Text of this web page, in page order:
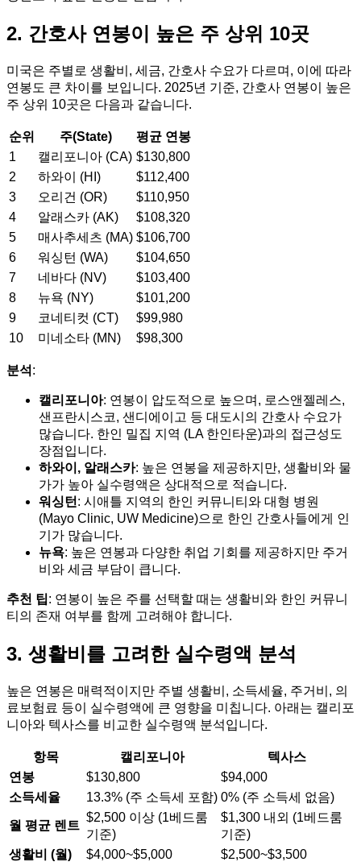
2. 간호사 연봉이 높은 주 상위 10곳
미국은 주별로 생활비, 세금, 간호사 수요가 다르며, 이에 따라
연봉도 큰 차이를 보입니다. 2025년 기준, 간호사 연봉이 높은
주 상위 10곳은 다음과 같습니다.
순위 주(State)
평균 연봉
1
캘리포니아 (CA) $130,800
2
하와이 (HI)
$112,400
3
오리건 (OR)
$110,950
4
알래스카 (AK)
$108,320
5
매사추세츠 (MA) $106,700
6
워싱턴 (WA)
$104,650
7
네바다 (NV)
$103,400
8
뉴욕 (NY)
$101,200
9
코네티컷 (CT)
$99,980
10
미네소타 (MN) $98,300
분석 :
캘리포니아: 연봉이 압도적으로 높으며, 로스앤젤레스,
샌프란시스코, 샌디에이고 등 대도시의 간호사 수요가
많습니다. 한인 밀집 지역 (LA 한인타운)과의 접근성도
장점입니다.
하와이, 알래스카: 높은 연봉을 제공하지만, 생활비와 물
가가 높아 실수령액은 상대적으로 적습니다.
워싱턴 : 시애틀 지역의 한인 커뮤니티와 대형 병원
(Mayo Clinic, UW Medicine)으로 한인 간호사들에게 인
기가 많습니다.
뉴욕: 높은 연봉과 다양한 취업 기회를 제공하지만 주거
비와 세금 부담이 큽니다.
추천 팁: 연봉이 높은 주를 선택할 때는 생활비와 한인 커뮤니
티의 존재 여부를 함께 고려해야 합니다.
3. 생활비를 고려한 실수령액 분석
높은 연봉은 매력적이지만 주별 생활비, 소득세율, 주거비, 의
료보험료 등이 실수령액에 큰 영향을 미칩니다. 아래는 캘리포
니아와 텍사스를 비교한 실수령액 분석입니다.
항목 캘리포니아
텍사스
연봉
$130,800
$94,000
소득세율
13.3% (주 소득세 포함) 0% (주 소득세 없음)
월 평균 렌트
$2,500 이상 (1베드룸
기준)
$1,300 내외 (1베드룸
기준)
생활비 (월)
$4,000~$5,000
$2,500~$3,500